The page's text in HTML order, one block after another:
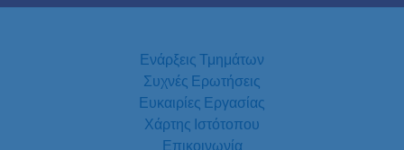
Ενάρξεις Τμημάτων
Συχνές Ερωτήσεις
Ευκαιρίες Εργασίας
Χάρτης Ιστότοπου
Επικοινωνία